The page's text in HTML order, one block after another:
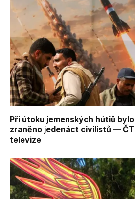
Při útoku jemenských hútiů
zraněno jedenáct civilistů —
televize